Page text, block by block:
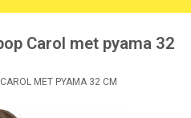
Carol met pyama 32
MET PYAMA 32 CM